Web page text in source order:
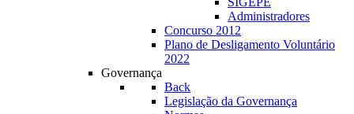
Administradores
Concurso 2012
Plano de Desligamento Voluntário
2022
Governança
Back
Legislação da Governança